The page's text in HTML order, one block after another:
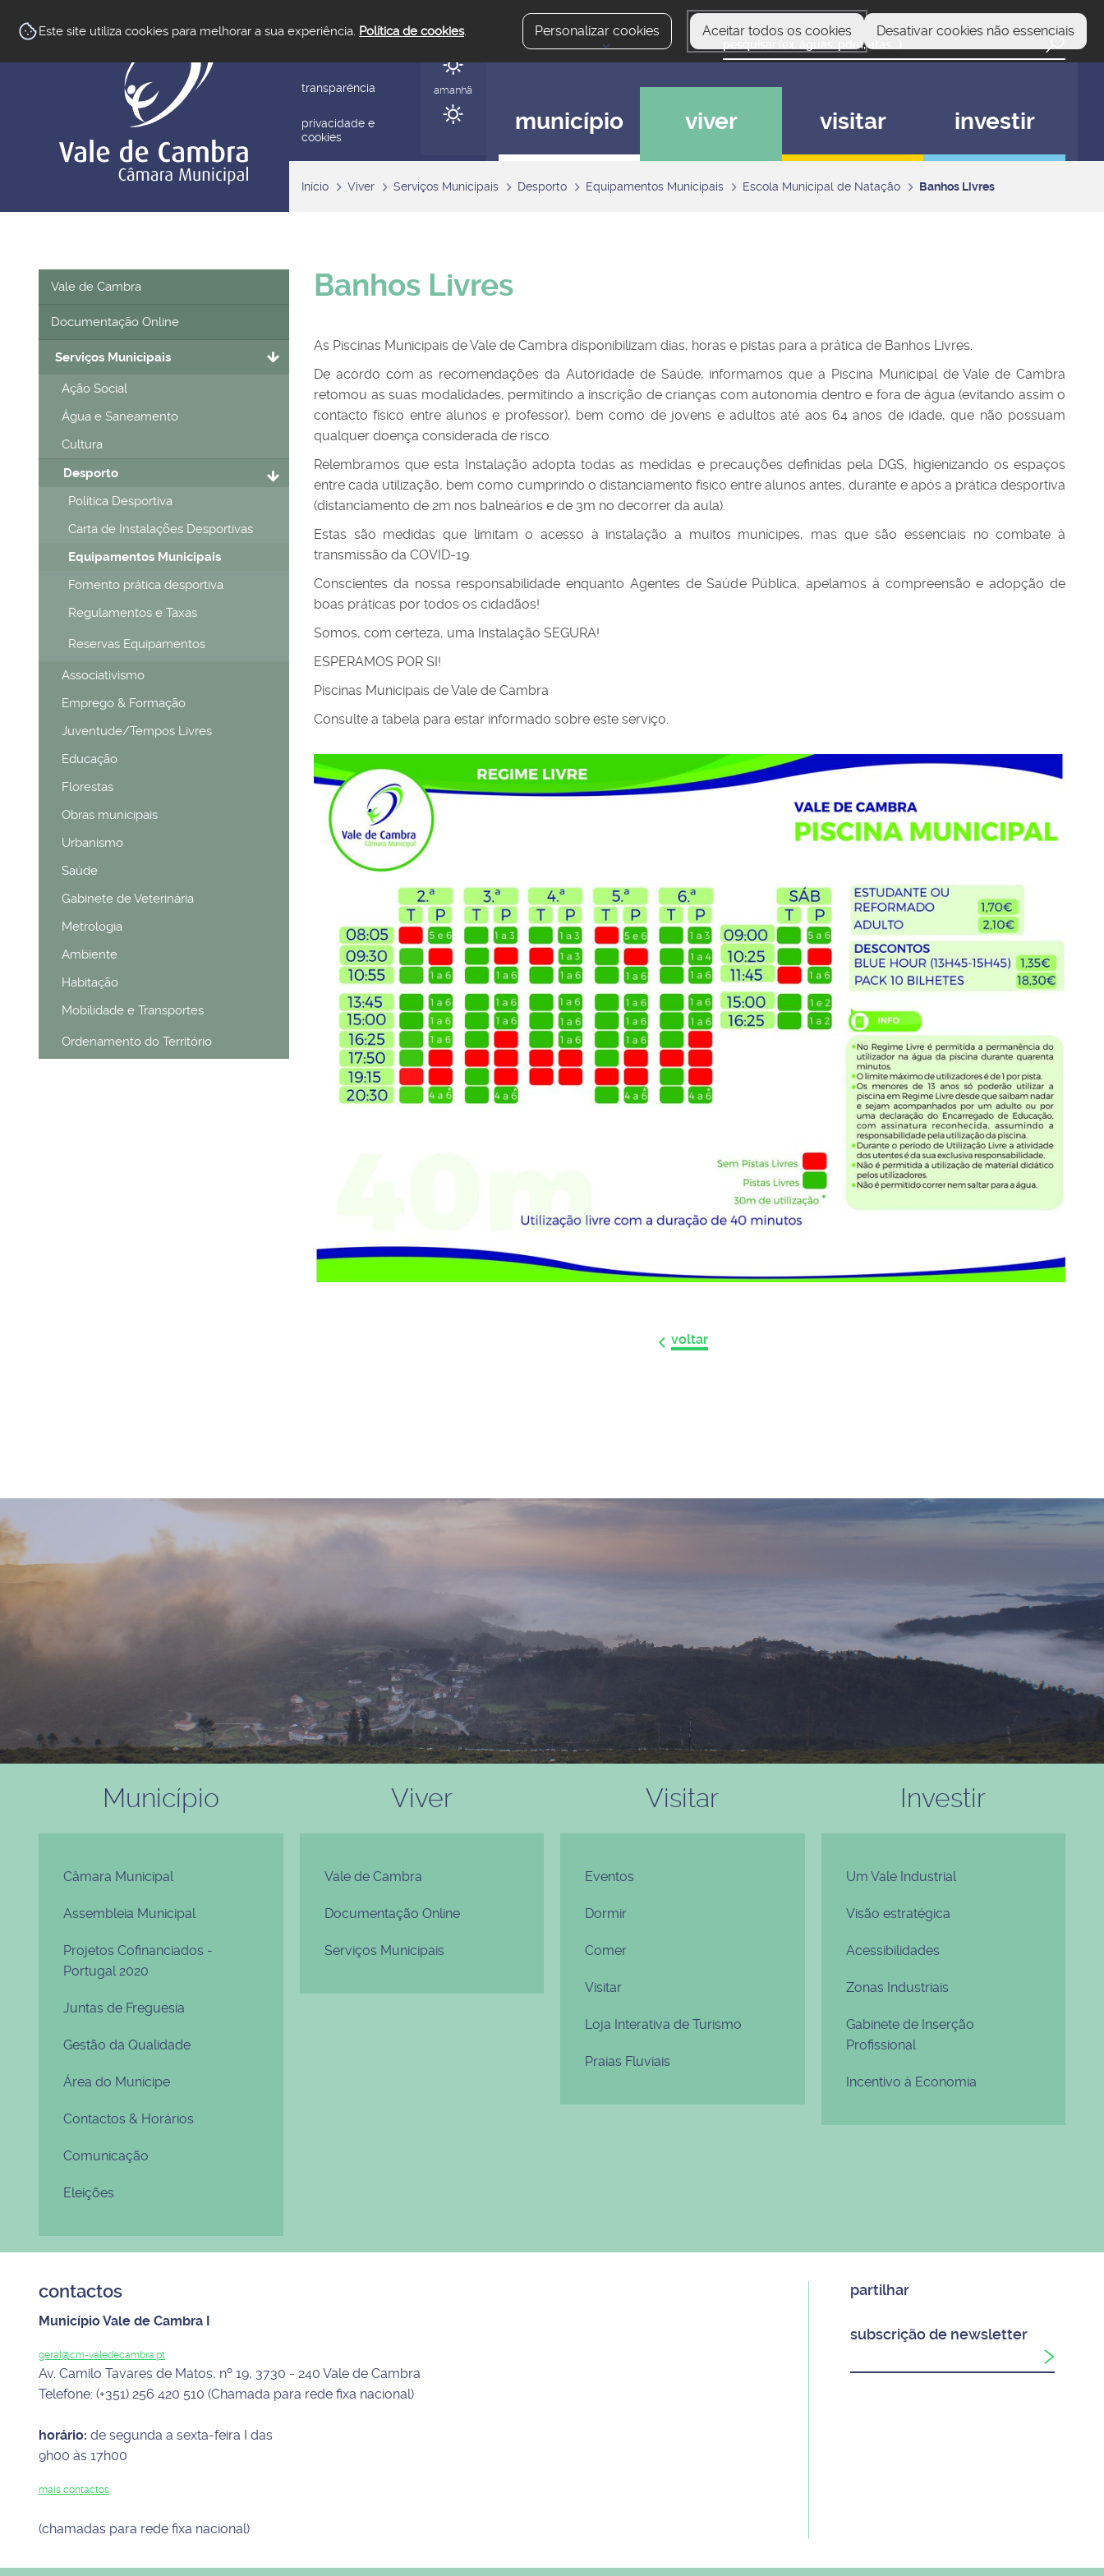
Este site utiliza cookies para melhorar a sua experiência. Política de cookies. Personalizar cookies Aceitar todos os cookies Desativar cookies não essenciais
transparência
privacidade e
cookies
hoje
amanhã
município viver visitar investir
Início Viver Serviços Municipais Desporto Equipamentos Municipais Escola Municipal de Natação Banhos Livres
Vale de Cambra
Documentação Online
Serviços Municipais
Ação Social
Água e Saneamento
Cultura
Desporto
Política Desportiva
Carta de Instalações Desportivas
Equipamentos Municipais
Fomento prática desportiva
Regulamentos e Taxas
Reservas Equipamentos
Associativismo
Emprego & Formação
Juventude/Tempos Livres
Educação
Florestas
Obras municipais
Urbanismo
Saúde
Gabinete de Veterinária
Metrologia
Ambiente
Habitação
Mobilidade e Transportes
Ordenamento do Território
Banhos Livres
As Piscinas Municipais de Vale de Cambra disponibilizam dias, horas e pistas para a prática de Banhos Livres.
De acordo com as recomendações da Autoridade de Saúde, informamos que a Piscina Municipal de Vale de Cambra
retomou as suas modalidades, permitindo a inscrição de crianças com autonomia dentro e fora de água (evitando assim o
contacto físico entre alunos e professor), bem como de jovens e adultos até aos 64 anos de idade, que não possuam
qualquer doença considerada de risco.
Relembramos que esta Instalação adopta todas as medidas e precauções definidas pela DGS, higienizando os espaços
entre cada utilização, bem como cumprindo o distanciamento físico entre alunos antes, durante e após a prática desportiva
(distanciamento de 2m nos balneários e de 3m no decorrer da aula).
Estas são medidas que limitam o acesso à instalação a muitos munícipes, mas que são essenciais no combate à
transmissão da COVID-19.
Conscientes da nossa responsabilidade enquanto Agentes de Saúde Pública, apelamos à compreensão e adopção de
boas práticas por todos os cidadãos!
Somos, com certeza, uma Instalação SEGURA!
ESPERAMOS POR SI!
Piscinas Municipais de Vale de Cambra
Consulte a tabela para estar informado sobre este serviço.
voltar
Município
Câmara Municipal
Assembleia Municipal
Projetos Cofinanciados -
Portugal 2020
Juntas de Freguesia
Gestão da Qualidade
Área do Munícipe
Contactos & Horários
Comunicação
Eleições
Viver
Vale de Cambra
Documentação Online
Serviços Municipais
Visitar
Eventos
Dormir
Comer
Visitar
Loja Interativa de Turismo
Praias Fluviais
Investir
Um Vale Industrial
Visão estratégica
Acessibilidades
Zonas Industriais
Gabinete de Inserção
Profissional
Incentivo à Economia
contactos
Município Vale de Cambra I
geral@cm-valedecambra.pt
Av. Camilo Tavares de Matos, nº 19, 3730 - 240 Vale de Cambra
Telefone: (+351) 256 420 510 (Chamada para rede fixa nacional)
horário: de segunda a sexta-feira I das
9h00 às 17h00
mais contactos
(chamadas para rede fixa nacional)
partilhar
subscrição de newsletter